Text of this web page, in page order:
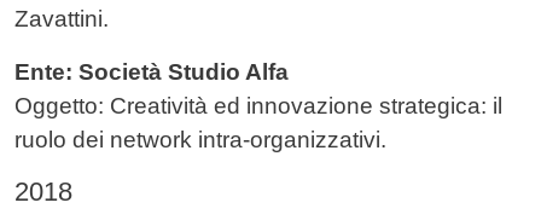
Zavattini.
Ente: Società Studio Alfa
Oggetto: Creatività ed innovazione strategica: il
ruolo dei network intra-organizzativi.
2018